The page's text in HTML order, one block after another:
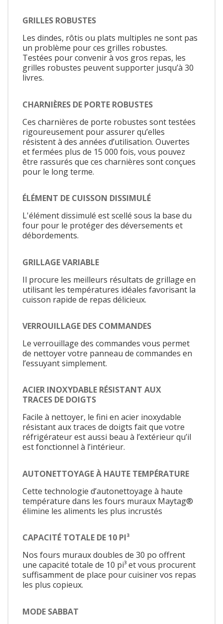
GRILLES ROBUSTES
Les dindes, rôtis ou plats multiples ne sont pas
un problème pour ces grilles robustes.
Testées pour convenir à vos gros repas, les
grilles robustes peuvent supporter jusqu’à 30
livres.
CHARNIÈRES DE PORTE ROBUSTES
Ces charnières de porte robustes sont testées
rigoureusement pour assurer qu’elles
résistent à des années d’utilisation. Ouvertes
et fermées plus de 15 000 fois, vous pouvez
être rassurés que ces charnières sont conçues
pour le long terme.
ÉLÉMENT DE CUISSON DISSIMULÉ
L'élément dissimulé est scellé sous la base du
four pour le protéger des déversements et
débordements.
GRILLAGE VARIABLE
Il procure les meilleurs résultats de grillage en
utilisant les températures idéales favorisant la
cuisson rapide de repas délicieux.
VERROUILLAGE DES COMMANDES
Le verrouillage des commandes vous permet
de nettoyer votre panneau de commandes en
l’essuyant simplement.
ACIER INOXYDABLE RÉSISTANT AUX
TRACES DE DOIGTS
Facile à nettoyer, le fini en acier inoxydable
résistant aux traces de doigts fait que votre
réfrigérateur est aussi beau à l’extérieur qu’il
est fonctionnel à l’intérieur.
AUTONETTOYAGE À HAUTE TEMPÉRATURE
Cette technologie d’autonettoyage à haute
température dans les fours muraux Maytag®
élimine les aliments les plus incrustés
CAPACITÉ TOTALE DE 10 PI³
Nos fours muraux doubles de 30 po offrent
une capacité totale de 10 pi³ et vous procurent
suffisamment de place pour cuisiner vos repas
les plus copieux.
MODE SABBAT